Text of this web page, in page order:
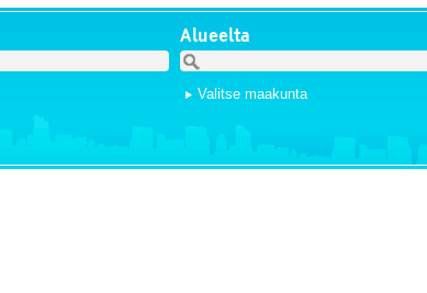
Alueelta
Valitse maakunta